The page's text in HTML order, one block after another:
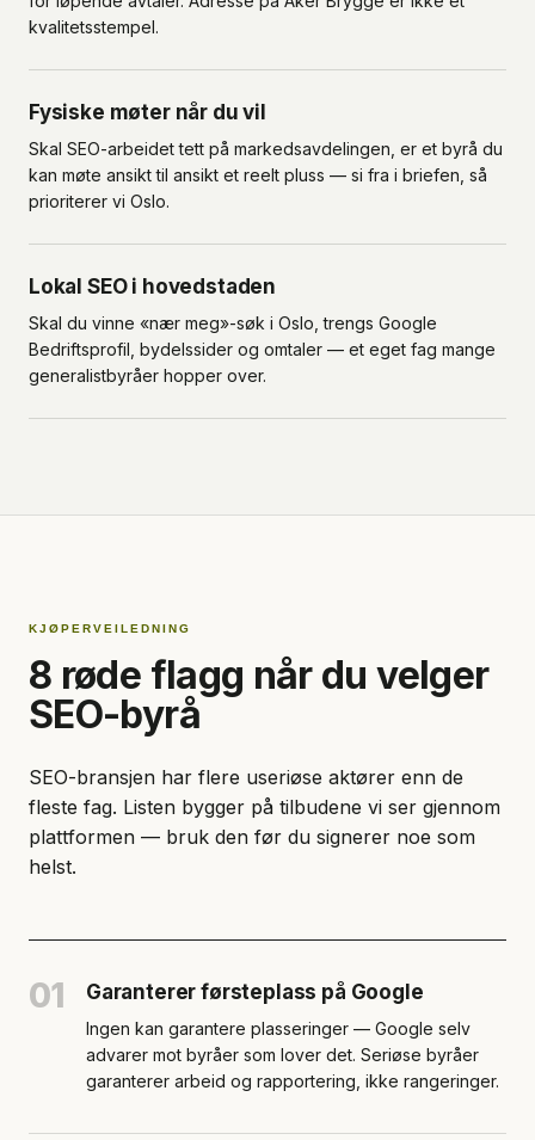
kvalitetsstempel.
Fysiske møter når du vil
Skal SEO-arbeidet tett på markedsavdelingen, er et byrå du
kan møte ansikt til ansikt et reelt pluss — si fra i briefen, så
prioriterer vi Oslo.
Lokal SEO i hovedstaden
Skal du vinne «nær meg»-søk i Oslo, trengs Google
Bedriftsprofil, bydelssider og omtaler — et eget fag mange
generalistbyråer hopper over.
KJØPERVEILEDNING
8 røde flagg når du velger
SEO-byrå
SEO-bransjen har flere useriøse aktører enn de
fleste fag. Listen bygger på tilbudene vi ser gjennom
plattformen — bruk den før du signerer noe som
helst.
01 Garanterer førsteplass på Google
Ingen kan garantere plasseringer — Google selv
advarer mot byråer som lover det. Seriøse byråer
garanterer arbeid og rapportering, ikke rangeringer.